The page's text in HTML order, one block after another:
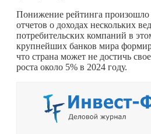
Понижение рейтинга
отчетов о доходах нескольких
потребительских компаний в
крупнейших банков мира
что страна может не достичь
роста около 5% в 2024 году.